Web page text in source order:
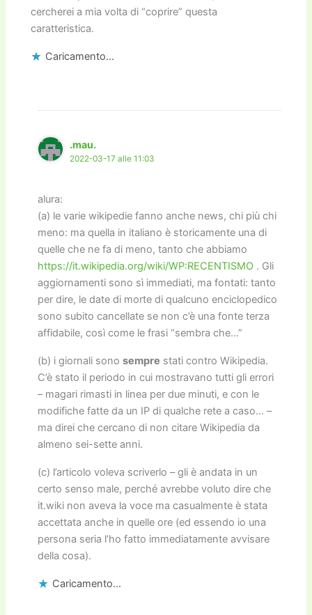
cercherei a mia volta di “coprire” questa
caratteristica.
Caricamento...
.mau.
2022-03-17 alle 11:03
alura:
(a) le varie wikipedie fanno anche news, chi più chi
meno: ma quella in italiano è storicamente una di
quelle che ne fa di meno, tanto che abbiamo
https://it.wikipedia.org/wiki/WP:RECENTISMO . Gli
aggiornamenti sono sì immediati, ma fontati: tanto
per dire, le date di morte di qualcuno enciclopedico
sono subito cancellate se non c’è una fonte terza
affidabile, così come le frasi “sembra che…”
(b) i giornali sonosempre stati contro Wikipedia.
C’è stato il periodo in cui mostravano tutti gli errori
– magari rimasti in linea per due minuti, e con le
modifiche fatte da un IP di qualche rete a caso… –
ma direi che cercano di non citare Wikipedia da
almeno sei-sette anni.
(c) l’articolo voleva scriverlo – gli è andata in un
certo senso male, perché avrebbe voluto dire che
it.wiki non aveva la voce ma casualmente è stata
accettata anche in quelle ore (ed essendo io una
persona seria l’ho fatto immediatamente avvisare
della cosa).
Caricamento...